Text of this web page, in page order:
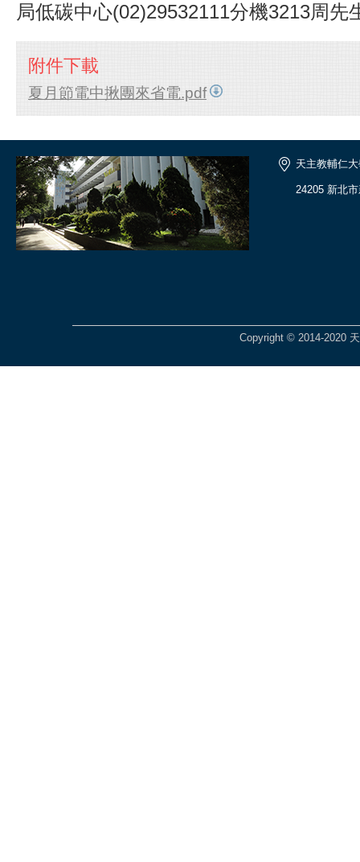
局低碳中心(02)29532111分機3213周先
附件下載
夏月節電中揪團來省電.pdf
天主教輔仁
24205 新北
Copyright © 2014-2020